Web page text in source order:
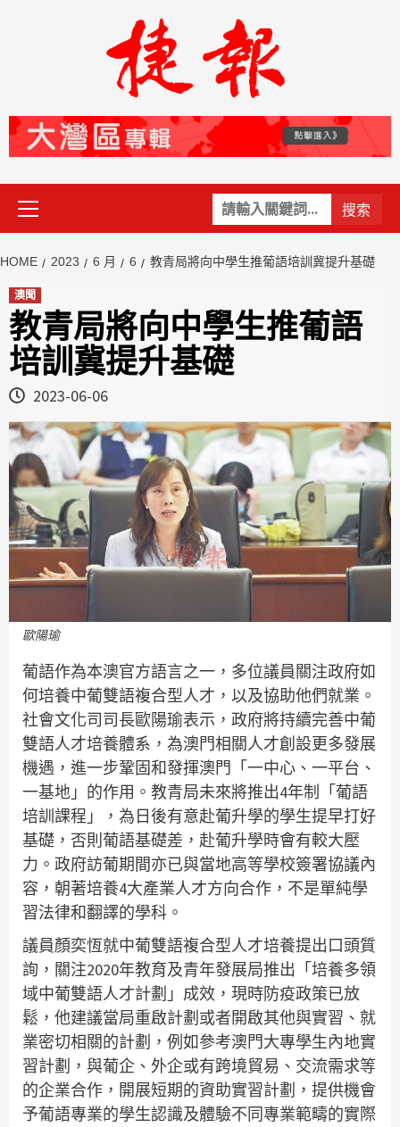
關
鍵
Primary
Menu
HOME 2023 6 月 6 教青局將向中學生推葡語培訓冀提升基礎
澳聞
教青局將向中學生推葡語
培訓冀提升基礎
2023-06-06
歐陽瑜
葡語作為本澳官方語言之一，多位議員關注政府如
何培養中葡雙語複合型人才，以及協助他們就業。
社會文化司司長歐陽瑜表示，政府將持續完善中葡
雙語人才培養體系，為澳門相關人才創設更多發展
機遇，進一步鞏固和發揮澳門「一中心、一平台、
一基地」的作用。教青局未來將推出4年制「葡語
培訓課程」，為日後有意赴葡升學的學生提早打好
基礎，否則葡語基礎差，赴葡升學時會有較大壓
力。政府訪葡期間亦已與當地高等學校簽署協議內
容，朝著培養4大產業人才方向合作，不是單純學
習法律和翻譯的學科。
議員顏奕恆就中葡雙語複合型人才培養提出口頭質
詢，關注2020年教育及青年發展局推出「培養多領
域中葡雙語人才計劃」成效，現時防疫政策已放
鬆，他建議當局重啟計劃或者開啟其他與實習、就
業密切相關的計劃，例如參考澳門大專學生內地實
習計劃，與葡企、外企或有跨境貿易、交流需求等
的企業合作，開展短期的資助實習計劃，提供機會
予葡語專業的學生認識及體驗不同專業範疇的實際